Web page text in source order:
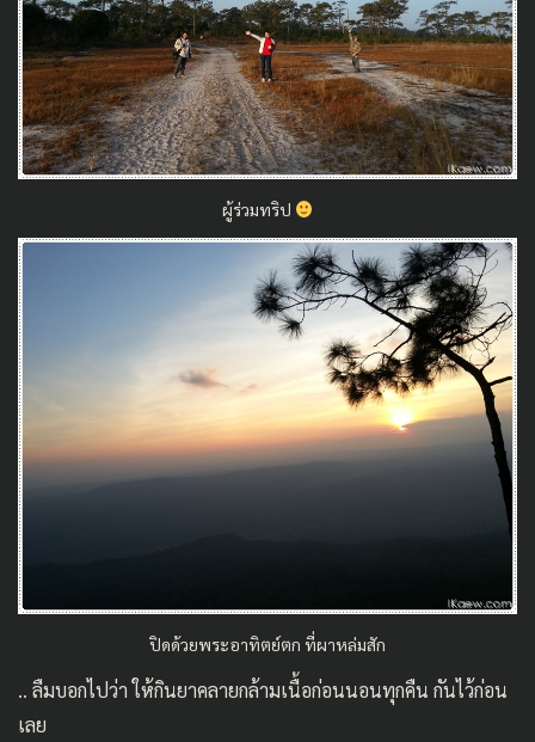
ผู้ร่วมทริป
ปิดด้วยพระอาทิตย์ตก ที่ผาหล่มสัก
.. ลืมบอกไปว่า ให้กินยาคลายกล้ามเนื้อก่อนนอนทุกคืน กันไว้ก่อน
เลย